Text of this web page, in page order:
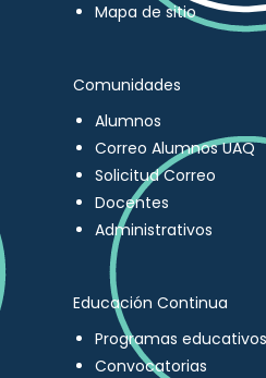
Mapa de sitio
Comunidades
Alumnos
Correo Alumnos UAQ
Solicitud Correo
Docentes
Administrativos
Educación Continua
Programas educativos
Convocatorias